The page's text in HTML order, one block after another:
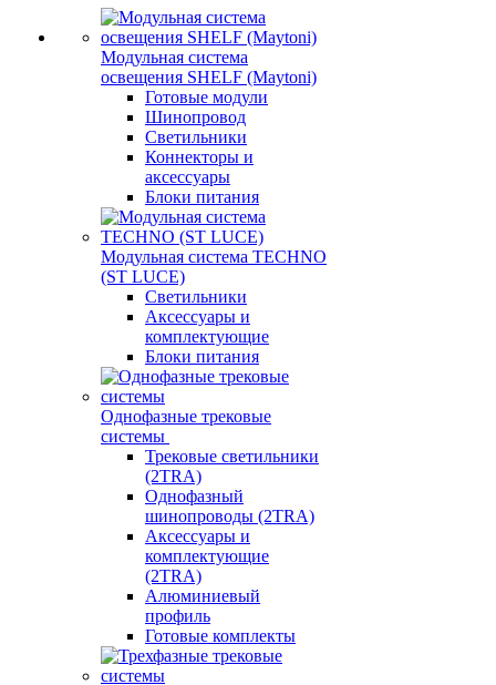
Модульная система
освещения SHELF (Maytoni)
Готовые модули
Шинопровод
Светильники
Коннекторы и
аксессуары
Блоки питания
Модульная система TECHNO
(ST LUCE)
Светильники
Аксессуары и
комплектующие
Блоки питания
Однофазные трековые
системы
Трековые светильники
(2TRA)
Однофазный
шинопроводы (2TRA)
Аксессуары и
комплектующие
(2TRA)
Алюминиевый
профиль
Готовые комплекты